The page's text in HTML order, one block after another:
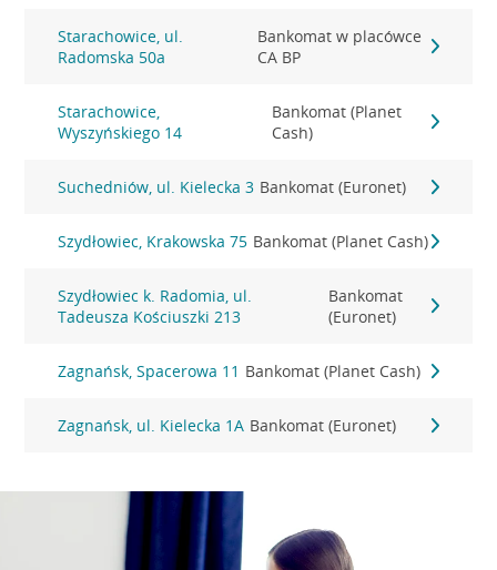
Starachowice, ul.
Radomska 50a
Bankomat w placówce
CA BP
Starachowice,
Wyszyńskiego 14
Bankomat (Planet
Cash)
Suchedniów, ul. Kielecka 3 Bankomat (Euronet)
Szydłowiec, Krakowska 75 Bankomat (Planet Cash)
Szydłowiec k. Radomia, ul.
Tadeusza Kościuszki 213
Bankomat
(Euronet)
Zagnańsk, Spacerowa 11 Bankomat (Planet Cash)
Zagnańsk, ul. Kielecka 1A Bankomat (Euronet)